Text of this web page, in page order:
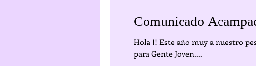
Comunicado
Hola !! Este año muy a nuestro pesar, debido a la pandemia, no
para Gente Joven....